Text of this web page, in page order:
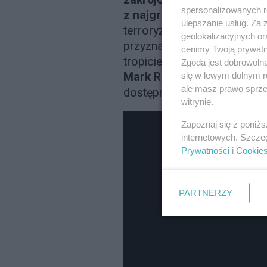
z najgroźniejszych
terroryzował zachodnie
przyznał się do
tropicieli brutalnego
Mark Ruffaloczy Anthony
dostępny na HBO GO.
spersonalizowanych
ulepszanie usług.
geolokalizacyjnych
cenimy Twoją
Zgoda jest
się w lewym dolnym
ale masz prawo
witrynie.
Zapoznaj się z
internetowych.
Prywatności i Cookies
PARTNERZY